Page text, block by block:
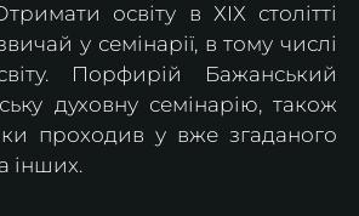
освіту в ХІХ столітті
у семінарії, в тому числі
Порфирій Бажанський
духовну семінарію, також
проходив у вже згаданого
інших.